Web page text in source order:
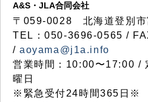
A&S・JLA合同会社
〒 059-0028 北海道登別
TEL：050-3696-0565 /
/aoyama@j1a.info
営業時間：10:00〜17:00 /
曜日
※緊急受付24時間365日※